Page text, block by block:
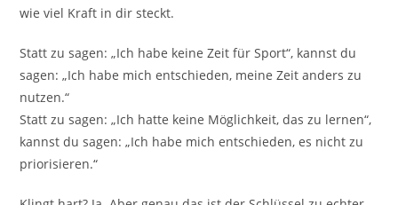
wie viel Kraft in dir steckt.
Statt zu sagen: „Ich habe keine Zeit für Sport“, kannst du
sagen: „Ich habe mich entschieden, meine Zeit anders zu
nutzen.“
Statt zu sagen: „Ich hatte keine Möglichkeit, das zu lernen“,
kannst du sagen: „Ich habe mich entschieden, es nicht zu
priorisieren.“